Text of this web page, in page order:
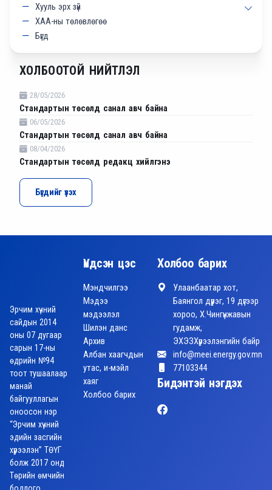
Хууль эрх зүй
ХАА-ны төлөвлөгөө
Бүгд
ХОЛБООТОЙ НИЙТЛЭЛ
28/05/2026
Стандартын төсөлд санал авч байна
06/05/2026
Стандартын төсөлд санал авч байна
08/04/2026
Стандартын төсөлд редакц хийлгэнэ
Бүгдийг үзэх
Эрчим хүчний
сайдын 2014
оны 07 дугаар
сарын 17-ны
өдрийн №94
тоот тушаалаар
манай
байгууллагын
оноосон нэр
“Эрчим хүчний
эдийн засгийн
хүрээлэн” ТӨҮГ
болж 2017 онд
Төрийн өмчийн
Үндсэн цэс
Мэндчилгээ
Мэдээ
мэдээлэл
Шилэн данс
Архив
Албан хаагчдын
утас, и-мэйл
хаяг
Холбоо барих
Холбоо барих
Улаанбаатар хот,
Баянгол дүүрэг, 19 дүгээр
хороо, Х.Чингүнжавын
гудамж,
ЭХЭЗХүрээлэнгийн байр
info@meei.energy.gov.mn
77103344
Бидэнтэй нэгдэх